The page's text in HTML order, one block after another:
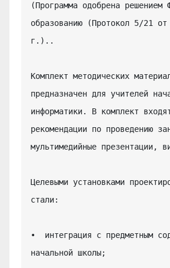
(Программа одобрена решением
образованию (Протокол 5/21
г.)..
Комплект методических
предназначен для учителей
информатики. В комплект
рекомендации по проведению
мультимедийные презентации,
Целевыми установками
стали:
•  интеграция с предметным
начальной школы;